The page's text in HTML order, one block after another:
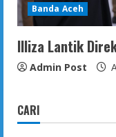
Banda Aceh
Illiza Lantik
Admin Post
CARI